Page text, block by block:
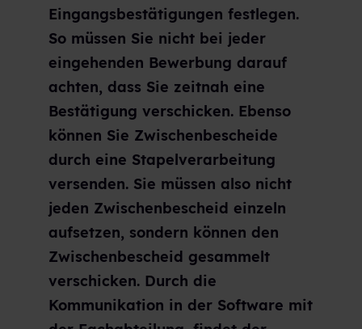
Eingangsbestätigungen festlegen.
So müssen Sie nicht bei jeder
eingehenden Bewerbung darauf
achten, dass Sie zeitnah eine
Bestätigung verschicken. Ebenso
können Sie Zwischenbescheide
durch eine Stapelverarbeitung
versenden. Sie müssen also nicht
jeden Zwischenbescheid einzeln
aufsetzen, sondern können den
Zwischenbescheid gesammelt
verschicken. Durch die
Kommunikation in der Software mit